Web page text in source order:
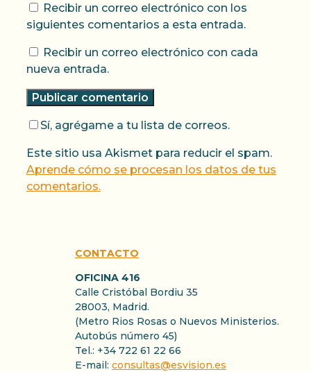
Recibir un correo electrónico con los
siguientes comentarios a esta entrada.
Recibir un correo electrónico con cada
nueva entrada.
Sí, agrégame a tu lista de correos.
Este sitio usa Akismet para reducir el spam.
Aprende cómo se procesan los datos de tus
comentarios.
CONTACTO
OFICINA 416
Calle Cristóbal Bordiu 35
28003, Madrid.
(Metro Rios Rosas o Nuevos Ministerios.
Autobús número 45)
Tel.: +34 722 61 22 66
E-mail: consultas@esvision.es